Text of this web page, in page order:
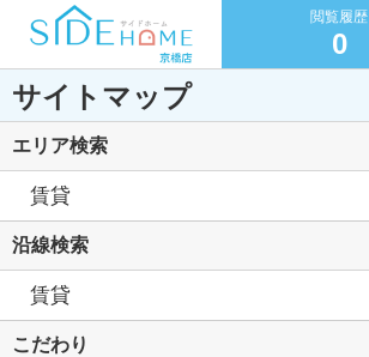
閲覧履歴
0
サイトマップ
エリア検索
賃貸
沿線検索
賃貸
こだわり